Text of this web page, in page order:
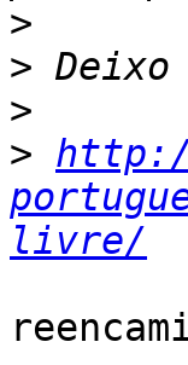
>
>
>
>
livre/